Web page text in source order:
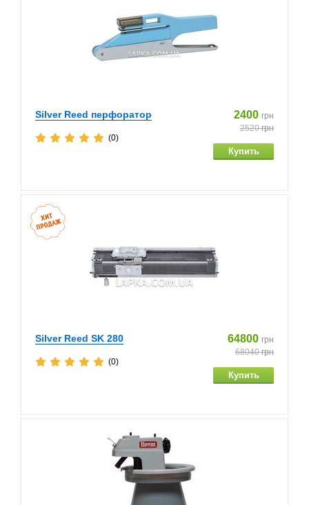
Silver Reed перфоратор 2400 грн
2520грн
(0)
Silver Reed SK 280 64800 грн
68040грн
(0)